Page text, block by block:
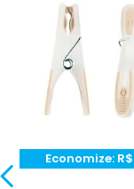
Avalie o
★ ★★ ☆☆
Economize: R$